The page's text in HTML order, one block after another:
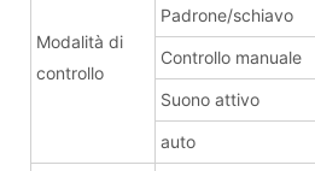
Modalità di
controllo
Padrone/schiavo
Controllo manuale
Suono attivo
auto